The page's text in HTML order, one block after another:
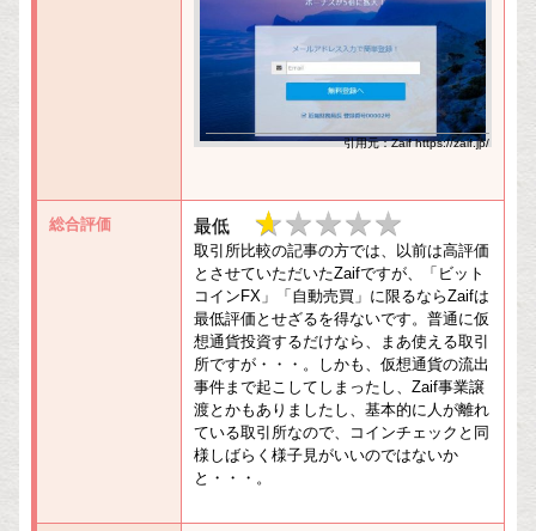
引用元：Zaif https://zaif.jp/
総合評価 最低
★
★
★
★
★
★★★★★
取引所比較の記事の方では、以前は高評価
とさせていただいたZaifですが、「ビット
コインFX」「自動売買」に限るならZaifは
最低評価とせざるを得ないです。普通に仮
想通貨投資するだけなら、まあ使える取引
所ですが・・・。しかも、仮想通貨の流出
事件まで起こしてしまったし、Zaif事業譲
渡とかもありましたし、基本的に人が離れ
ている取引所なので、コインチェックと同
様しばらく様子見がいいのではないか
と・・・。